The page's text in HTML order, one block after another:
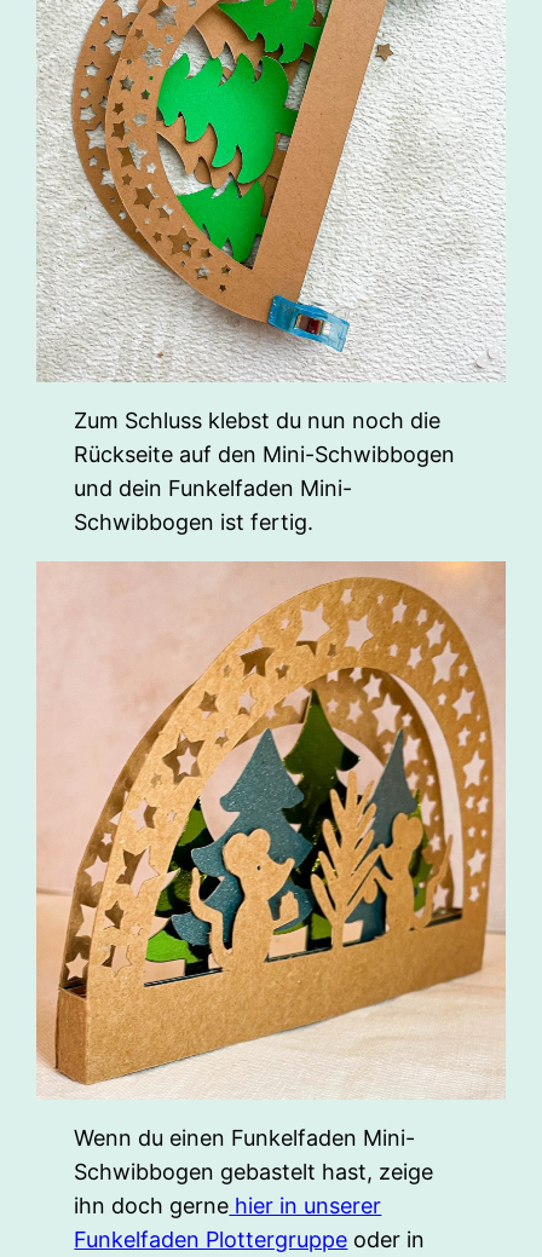
Zum Schluss klebst du nun noch die
Rückseite auf den Mini-Schwibbogen
und dein Funkelfaden Mini-
Schwibbogen ist fertig.
Wenn du einen Funkelfaden Mini-
Schwibbogen gebastelt hast, zeige
ihn doch gerne hier in unserer
Funkelfaden Plottergruppe oder in